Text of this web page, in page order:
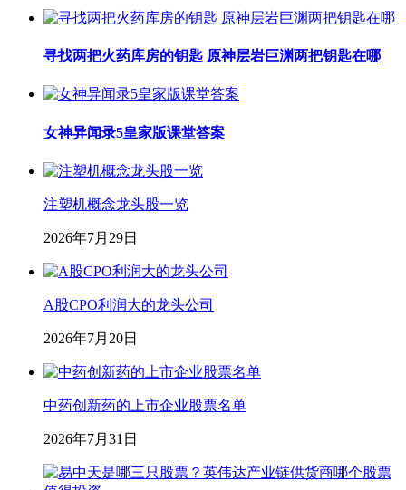
寻找两把火药库房的钥匙 原神层岩巨渊两把钥匙在哪
女神异闻录5皇家版课堂答案
注塑机概念龙头股一览
2026年7月29日
A股CPO利润大的龙头公司
2026年7月20日
中药创新药的上市企业股票名单
2026年7月31日